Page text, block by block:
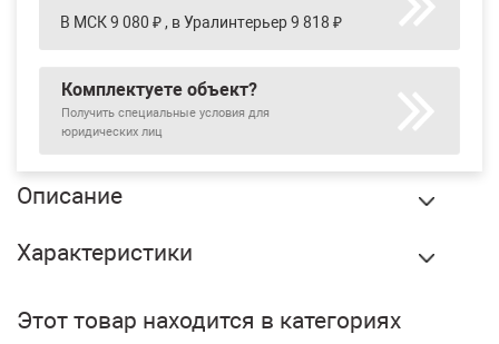
В МСК 9 080 ₽ , в Уралинтерьер 9 818 ₽
Комплектуете объект?
Получить специальные условия для
юридических лиц
Описание
Техноплекс 1180х580х100 мм, 4 шт/упак купить в
Характеристики
Вес: 31 кг
Этот товар находится в категориях